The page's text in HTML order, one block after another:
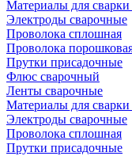
Материалы для сварки
Электроды сварочные
Проволока сплошная
Проволока
Прутки присадочные
Флюс сварочный
Ленты сварочные
Материалы для
Электроды сварочные
Проволока сплошная
Прутки присадочные